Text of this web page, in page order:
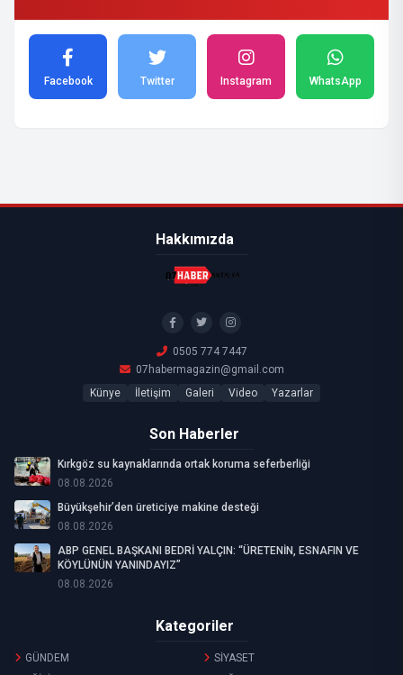
Facebook Twitter Instagram WhatsApp
Hakkımızda
0505 774 7447
07habermagazin@gmail.com
Künye
İletişim Galeri Video Yazarlar
Son Haberler
Kırkgöz su kaynaklarında ortak koruma seferberliği
08.08.2026
Büyükşehir’den üreticiye makine desteği
08.08.2026
ABP GENEL BAŞKANI BEDRİ YALÇIN: “ÜRETENİN, ESNAFIN VE
KÖYLÜNÜN YANINDAYIZ”
08.08.2026
Kategoriler
GÜNDEM
SİYASET